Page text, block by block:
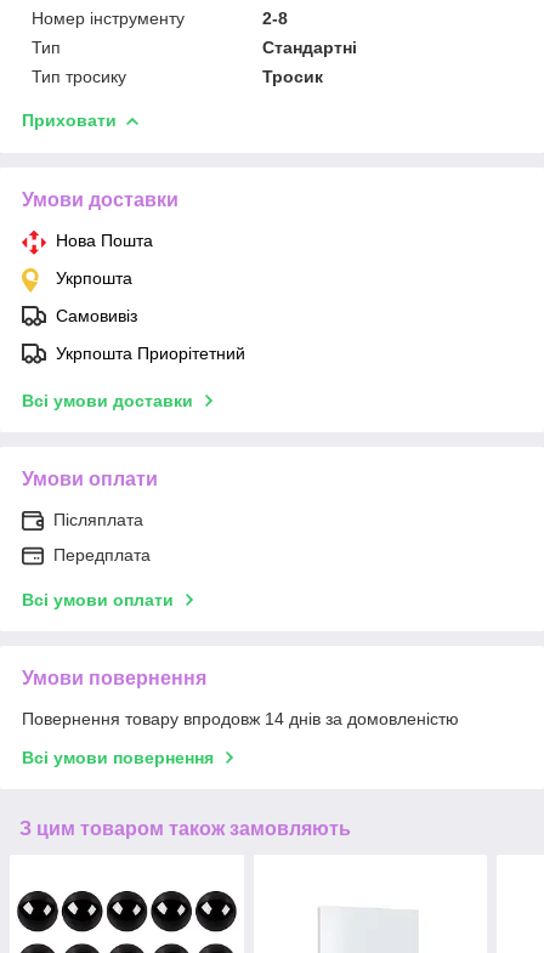
Номер інструменту
2-8
Тип
Стандартні
Тип тросику
Тросик
Приховати
Умови доставки
Нова Пошта
Укрпошта
Самовивіз
Укрпошта Приорітетний
Всі умови доставки
Умови оплати
Післяплата
Передплата
Всі умови оплати
Умови повернення
Повернення товару впродовж 14 днів за домовленістю
Всі умови повернення
З цим товаром також замовляють